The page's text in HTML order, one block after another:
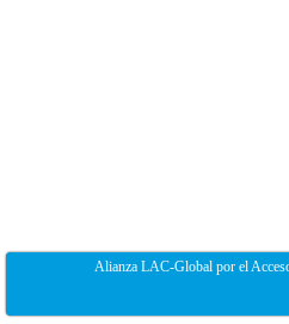
Alianza LAC-Global por el